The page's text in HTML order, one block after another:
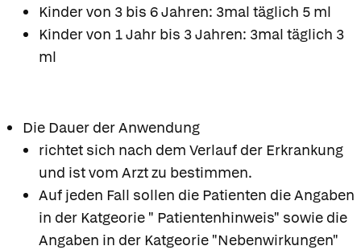
Kinder von 3 bis 6 Jahren: 3mal täglich 5 ml
Kinder von 1 Jahr bis 3 Jahren: 3mal täglich 3
ml
Die Dauer der Anwendung
richtet sich nach dem Verlauf der Erkrankung
und ist vom Arzt zu bestimmen.
Auf jeden Fall sollen die Patienten die Angaben
in der Katgeorie " Patientenhinweis" sowie die
Angaben in der Katgeorie "Nebenwirkungen"